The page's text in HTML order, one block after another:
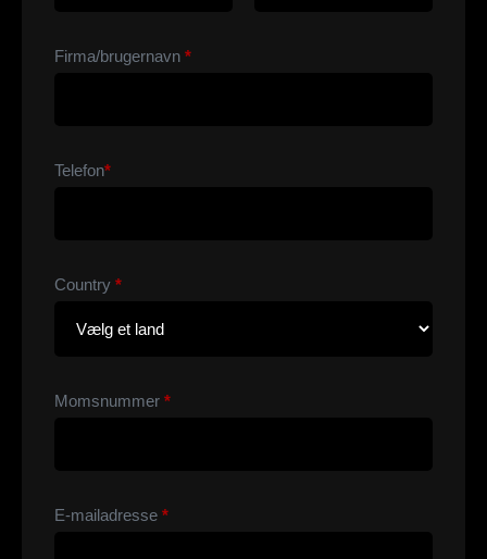
Firma/brugernavn *
Telefon*
Country *
Momsnummer *
E-mailadresse *